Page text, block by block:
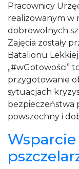
Pracownicy
realizowanym w
dobrowolnych
Zajęcia zostały
Batalionu
„#wGotowości”
przygotowanie
sytuacjach
bezpieczeństwa
powszechny i